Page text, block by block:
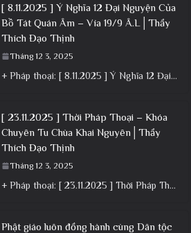
[ 8.11.2025 ] Ý Nghĩa 12 Đại Nguyện Của
Bồ Tát Quán Âm – Vía 19/9 Â.L│Thầy
Thích Đạo Thịnh
Tháng 12 3, 2025
+ Pháp thoại: [ 8.11.2025 ] Ý Nghĩa 12 Đại Nguyện Của Bồ Tát Quán Âm – Vía 19/9 Â.L│Thầy
[ 23.11.2025 ] Thời Pháp Thoại – Khóa
Chuyên Tu Chùa Khai Nguyên│Thầy
Thích Đạo Thịnh
Tháng 12 3, 2025
+ Pháp thoại: [ 23.11.2025 ] Thời Pháp Thoại – Khóa Chuyên Tu Chùa Khai Nguyên│Thầy Thích Đạo Thịnh +
Phật giáo luôn đồng hành cùng Dân tộc